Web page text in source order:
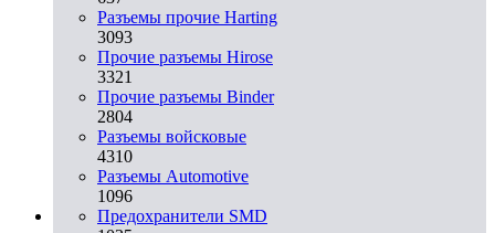
Разъемы прочие Harting
3093
Прочие разъемы Hirose
3321
Прочие разъемы Binder
2804
Разъемы войсковые
4310
Разъeмы Automotive
1096
Предохранители SMD